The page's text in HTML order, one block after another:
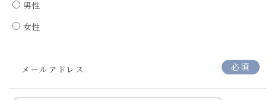
男性
女性
メールアドレス 必須